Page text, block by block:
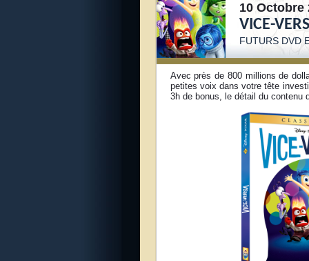
10 Octobre
VICE-
FUTURS DVD
Avec près de 800 millions de
petites voix dans votre tête
3h de bonus, le détail du